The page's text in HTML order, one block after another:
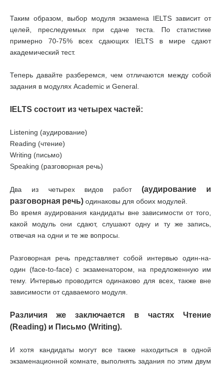
Таким образом, выбор модуля экзамена IELTS зависит от
целей, преследуемых при сдаче теста. По статистике
примерно 70-75% всех сдающих IELTS в мире сдают
академический тест.
Теперь давайте разберемся, чем отличаются между собой
задания в модулях Academic и General.
IELTS состоит из четырех частей:
Listening (аудирование)
Reading (чтение)
Writing (письмо)
Speaking (разговорная речь)
Два из четырех видов работ(аудирование и
разговорная речь) одинаковы для обоих модулей.
Во время аудирования кандидаты вне зависимости от того,
какой модуль они сдают, слушают одну и ту же запись,
отвечая на одни и те же вопросы.
Разговорная речь представляет собой интервью один-на-
один (face-to-face) с экзаменатором, на предложенную им
тему. Интервью проводится одинаково для всех, также вне
зависимости от сдаваемого модуля.
Различия же заключается в частях Чтение
(Reading) и Письмо (Writing).
И хотя кандидаты могут все также находиться в одной
экзаменационной комнате, выполнять задания по этим двум